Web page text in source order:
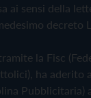
ai sensi della
decreto
la Fisc
ha aderito
Pubblicitaria)